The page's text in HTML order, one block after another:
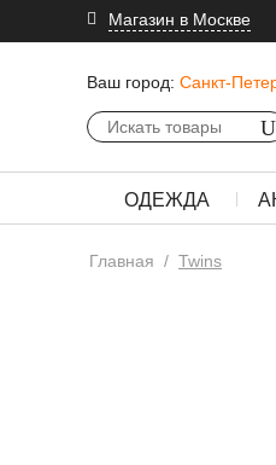
Магазин в Москве
Ваш город: Санкт-
ОДЕЖДА
Главная / Twins